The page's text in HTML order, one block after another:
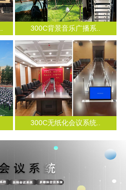
300C背景音乐广播系..
300C无纸化会议系统..